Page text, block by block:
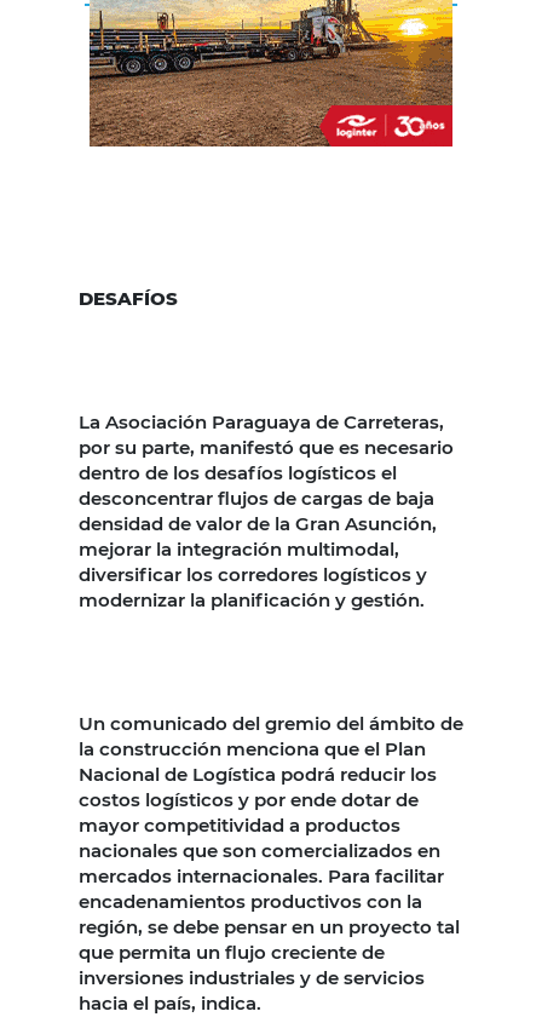
DESAFÍOS
La Asociación Paraguaya de Carreteras,
por su parte, manifestó que es necesario
dentro de los desafíos logísticos el
desconcentrar flujos de cargas de baja
densidad de valor de la Gran Asunción,
mejorar la integración multimodal,
diversificar los corredores logísticos y
modernizar la planificación y gestión.
Un comunicado del gremio del ámbito de
la construcción menciona que el Plan
Nacional de Logística podrá reducir los
costos logísticos y por ende dotar de
mayor competitividad a productos
nacionales que son comercializados en
mercados internacionales. Para facilitar
encadenamientos productivos con la
región, se debe pensar en un proyecto tal
que permita un flujo creciente de
inversiones industriales y de servicios
hacia el país, indica.